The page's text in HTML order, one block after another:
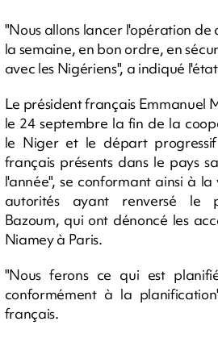
"Nous allons lancer l'opération
la semaine, en bon ordre, en
avec les Nigériens", a indiqué
Le président français Emmanuel
le 24 septembre la fin de la
le Niger et le départ
français présents dans le pays
l'année", se conformant ainsi à
autorités ayant renversé le
Bazoum, qui ont dénoncé les
Niamey à Paris.
"Nous ferons ce qui est
conformément à la
français.